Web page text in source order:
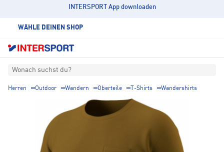
INTERSPORT App downloaden
WÄHLE DEINEN SHOP
Wonach suchst du?
Herren Outdoor Wandern Oberteile T-Shirts Wandershirts